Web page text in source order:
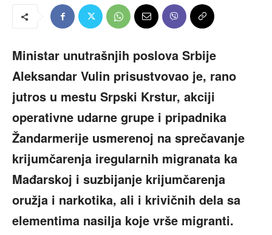
Ministar unutrašnjih poslova Srbije
Aleksandar Vulin prisustvovao je, rano
jutros u mestu Srpski Krstur, akciji
operativne udarne grupe i pripadnika
Žandarmerije usmerenoj na sprečavanje
krijumčarenja iregularnih migranata ka
Mađarskoj i suzbijanje krijumčarenja
oružja i narkotika, ali i krivičnih dela sa
elementima nasilja koje vrše migranti.